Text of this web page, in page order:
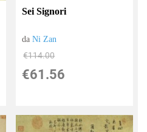
Sei Signori
daNi Zan
€114.00
€61.56